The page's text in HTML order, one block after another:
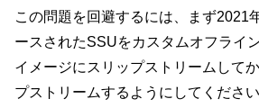
この問題を回避するには、まず2021
ースされたSSUをカスタムオフライ
イメージにスリップストリームして
プストリームするようにしてくださ